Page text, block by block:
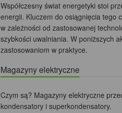
Współczesny świat energetyki stoi
energii. Kluczem do osiągnięcia tego
w zależności od zastosowanej
szybkości uwalniania. W poniższych
zastosowaniom w praktyce.
Magazyny elektryczne
Czym są? Magazyny elektryczne
kondensatory i superkondensatory.